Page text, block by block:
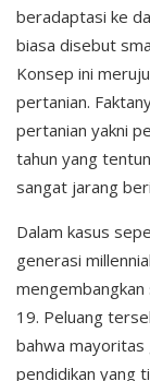
beradaptasi ke
biasa disebut
Konsep ini
pertanian.
pertanian yakni
tahun yang
sangat jarang
Dalam kasus
generasi
19. Peluang
bahwa mayoritas
pendidikan yang